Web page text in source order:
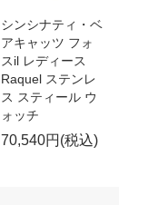
シンシナティ・ベ
アキャッツ フォ
スil レディース
Raquel ステンレ
ス スティール ウ
ォッチ
70,540円(税込)